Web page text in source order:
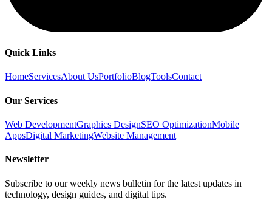
Quick Links
HomeServicesAbout UsPortfolioBlogToolsContact
Our Services
Web DevelopmentGraphics DesignSEO OptimizationMobile
AppsDigital MarketingWebsite Management
Newsletter
Subscribe to our weekly news bulletin for the latest updates in
technology, design guides, and digital tips.